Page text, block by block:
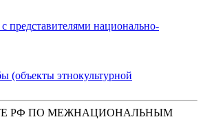
представителями национально-
(объекты этнокультурной
РФ ПО МЕЖНАЦИОНАЛЬНЫМ